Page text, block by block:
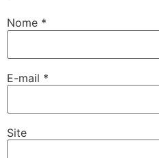
Nome *
E-mail *
Site